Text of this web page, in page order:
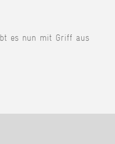
es nun mit Griff aus